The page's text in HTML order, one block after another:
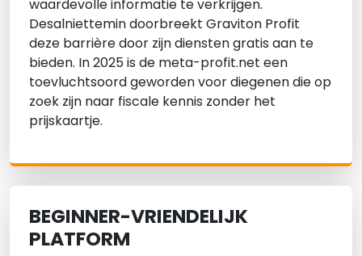
waardevolle informatie te verkrijgen.
Desalniettemin doorbreekt Graviton Profit
deze barrière door zijn diensten gratis aan te
bieden. In 2025 is de meta-profit.net een
toevluchtsoord geworden voor diegenen die op
zoek zijn naar fiscale kennis zonder het
prijskaartje.
BEGINNER-VRIENDELIJK
PLATFORM